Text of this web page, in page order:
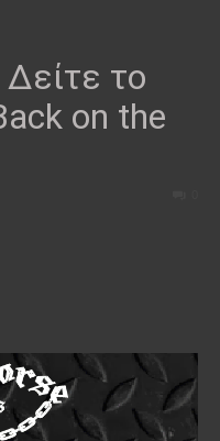
το
on the